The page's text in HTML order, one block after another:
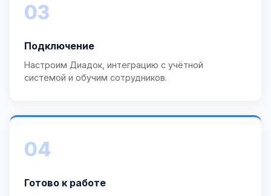
03
Подключение
Настроим Диадок, интеграцию с учётной
системой и обучим сотрудников.
04
Готово к работе